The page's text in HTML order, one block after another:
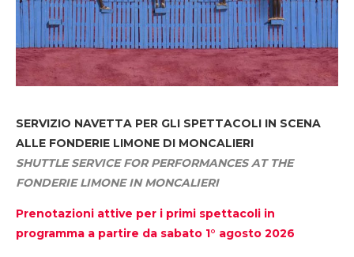
SERVIZIO NAVETTA PER GLI SPETTACOLI IN SCENA
ALLE FONDERIE LIMONE DI MONCALIERI
SHUTTLE SERVICE FOR PERFORMANCES AT THE
FONDERIE LIMONE IN MONCALIERI
Prenotazioni attive per i primi spettacoli in
programma a partire da sabato 1° agosto 2026